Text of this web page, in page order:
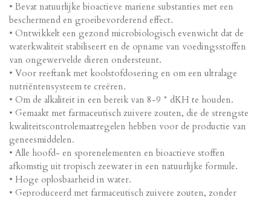
• Bevat natuurlijke bioactieve mariene substanties met een
beschermend en groeibevorderend effect.
• Ontwikkelt een gezond microbiologisch evenwicht dat de
waterkwaliteit stabiliseert en de opname van voedingsstoffen
van ongewervelde dieren ondersteunt.
• Voor reeftank met koolstofdosering en om een ultralage
nutriëntensysteem te creëren.
• Om de alkaliteit in een bereik van 8-9 ° dKH te houden.
• Gemaakt met farmaceutisch zuivere zouten, die de strengste
kwaliteitscontrolemaatregelen hebben voor de productie van
geneesmiddelen.
• Alle hoofd- en sporenelementen en bioactieve stoffen
afkomstig uit tropisch zeewater in een natuurlijke formule.
• Hoge oplosbaarheid in water.
• Geproduceerd met farmaceutisch zuivere zouten, zonder